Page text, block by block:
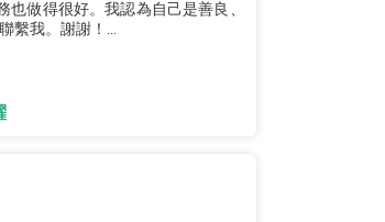
做得很好。我認為自己是善良、
繫我。謝謝！...